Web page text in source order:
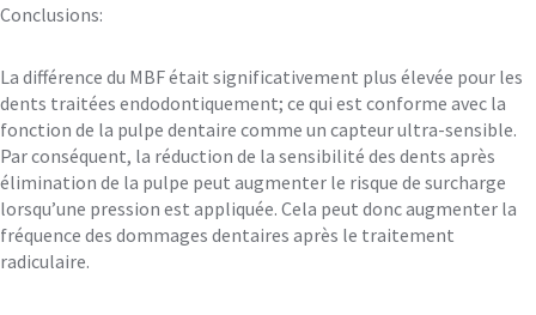
Conclusions:
La différence du MBF était significativement plus élevée pour les
dents traitées endodontiquement; ce qui est conforme avec la
fonction de la pulpe dentaire comme un capteur ultra-sensible.
Par conséquent, la réduction de la sensibilité des dents après
élimination de la pulpe peut augmenter le risque de surcharge
lorsqu’une pression est appliquée. Cela peut donc augmenter la
fréquence des dommages dentaires après le traitement
radiculaire.